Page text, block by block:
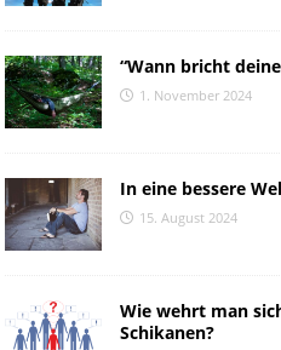
“Wann bricht deine
1. November 2024
In eine bessere
15. August 2024
Wie wehrt man
Schikanen?